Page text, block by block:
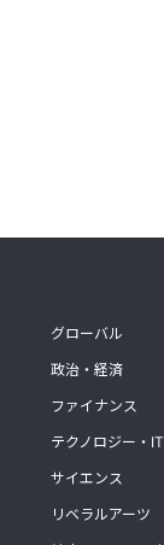
グローバル
政治・経済
ファイナンス
テクノロジー・IT
サイエンス
リベラルアーツ